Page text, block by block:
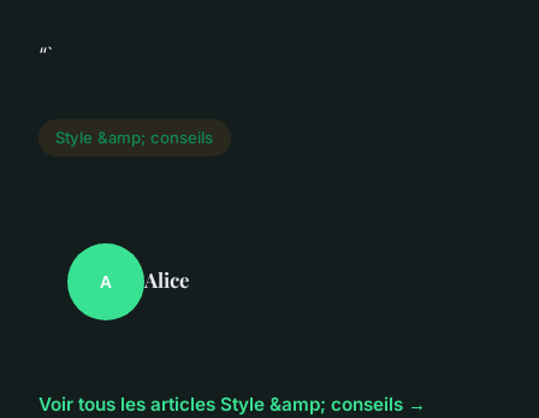
“`
Style &amp; conseils
A Alice
Voir tous les articles Style &amp; conseils →